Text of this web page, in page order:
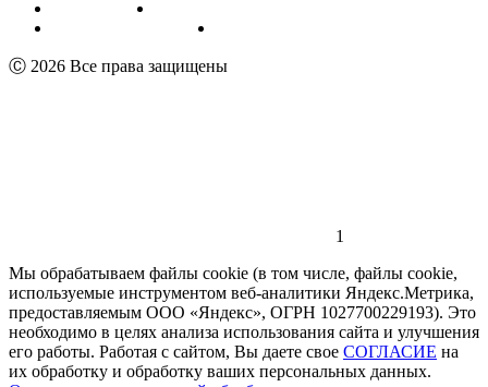
Публичная оферта
Пользовательское соглашение
Ⓒ 2026 Все права защищены
1
Мы обрабатываем файлы cookie (в том числе, файлы cookie,
используемые инструментом веб-аналитики Яндекс.Метрика,
предоставляемым ООО «Яндекс», ОГРН 1027700229193). Это
необходимо в целях анализа использования сайта и улучшения
его работы. Работая с сайтом, Вы даете свое СОГЛАСИЕ на
их обработку и обработку ваших персональных данных.